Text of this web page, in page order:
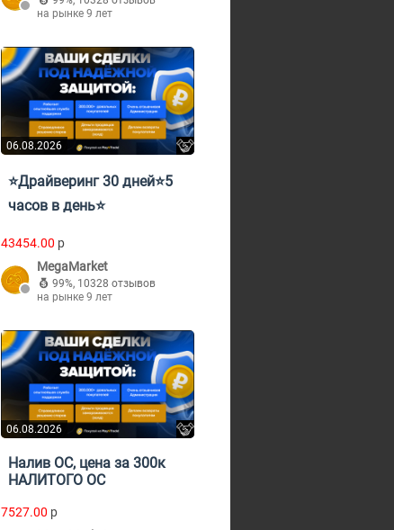
на рынке 9 лет
06.08.2026
⭐Драйверинг 30 дней⭐5
часов в день⭐
43454.00 p
MegaMarket
99%, 10328 отзывов
на рынке 9 лет
06.08.2026
Налив ОС, цена за 300к
НАЛИТОГО ОС
7527.00 p